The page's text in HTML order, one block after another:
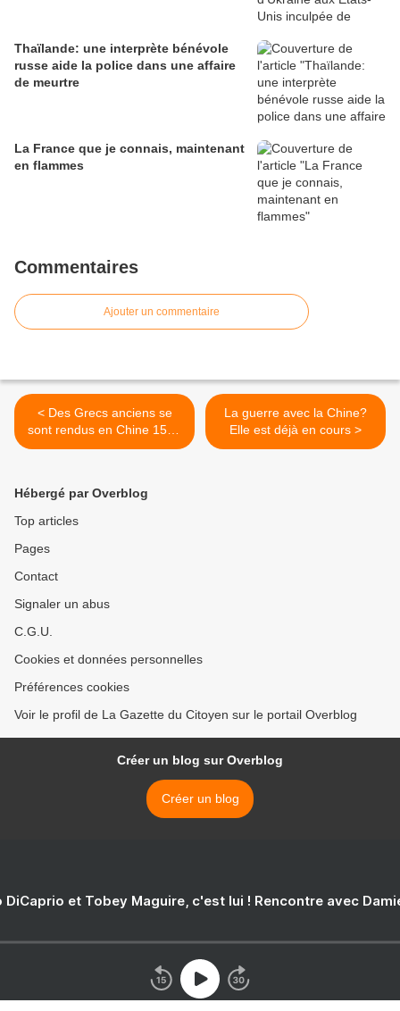
Thaïlande: une interprète bénévole
russe aide la police dans une affaire
de meurtre
La France que je connais, maintenant
en flammes
Commentaires
Ajouter un commentaire
< Des Grecs anciens se
sont rendus en Chine 1500
ans avant Marco Polo
La guerre avec la Chine?
Elle est déjà en cours >
Hébergé par Overblog
Top articles
Pages
Contact
Signaler un abus
C.G.U.
Cookies et données personnelles
Préférences cookies
Voir le profil de La Gazette du Citoyen sur le portail Overblog
Créer un blog sur Overblog
Créer un blog
DiCaprio et Tobey Maguire, c'est lui ! Rencontre avec